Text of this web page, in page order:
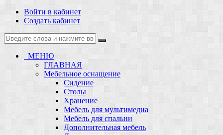
Войти в кабинет
Создать кабинет
МЕНЮ
ГЛАВНАЯ
Мебельное оснащение
Сидение
Столы
Хранение
Мебель для мультимедиа
Мебель для спальни
Дополнительная мебель